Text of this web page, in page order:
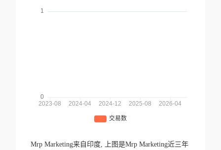
Mrp Marketing来自印度,
上图是Mrp Marketing近三年